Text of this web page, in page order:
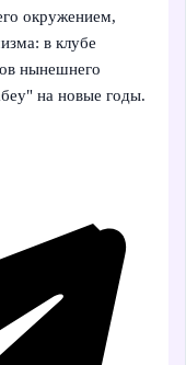
окружением,
в клубе
нынешнего
на новые годы.